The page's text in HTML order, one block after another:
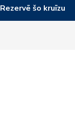
Rezervē šo kruīzu